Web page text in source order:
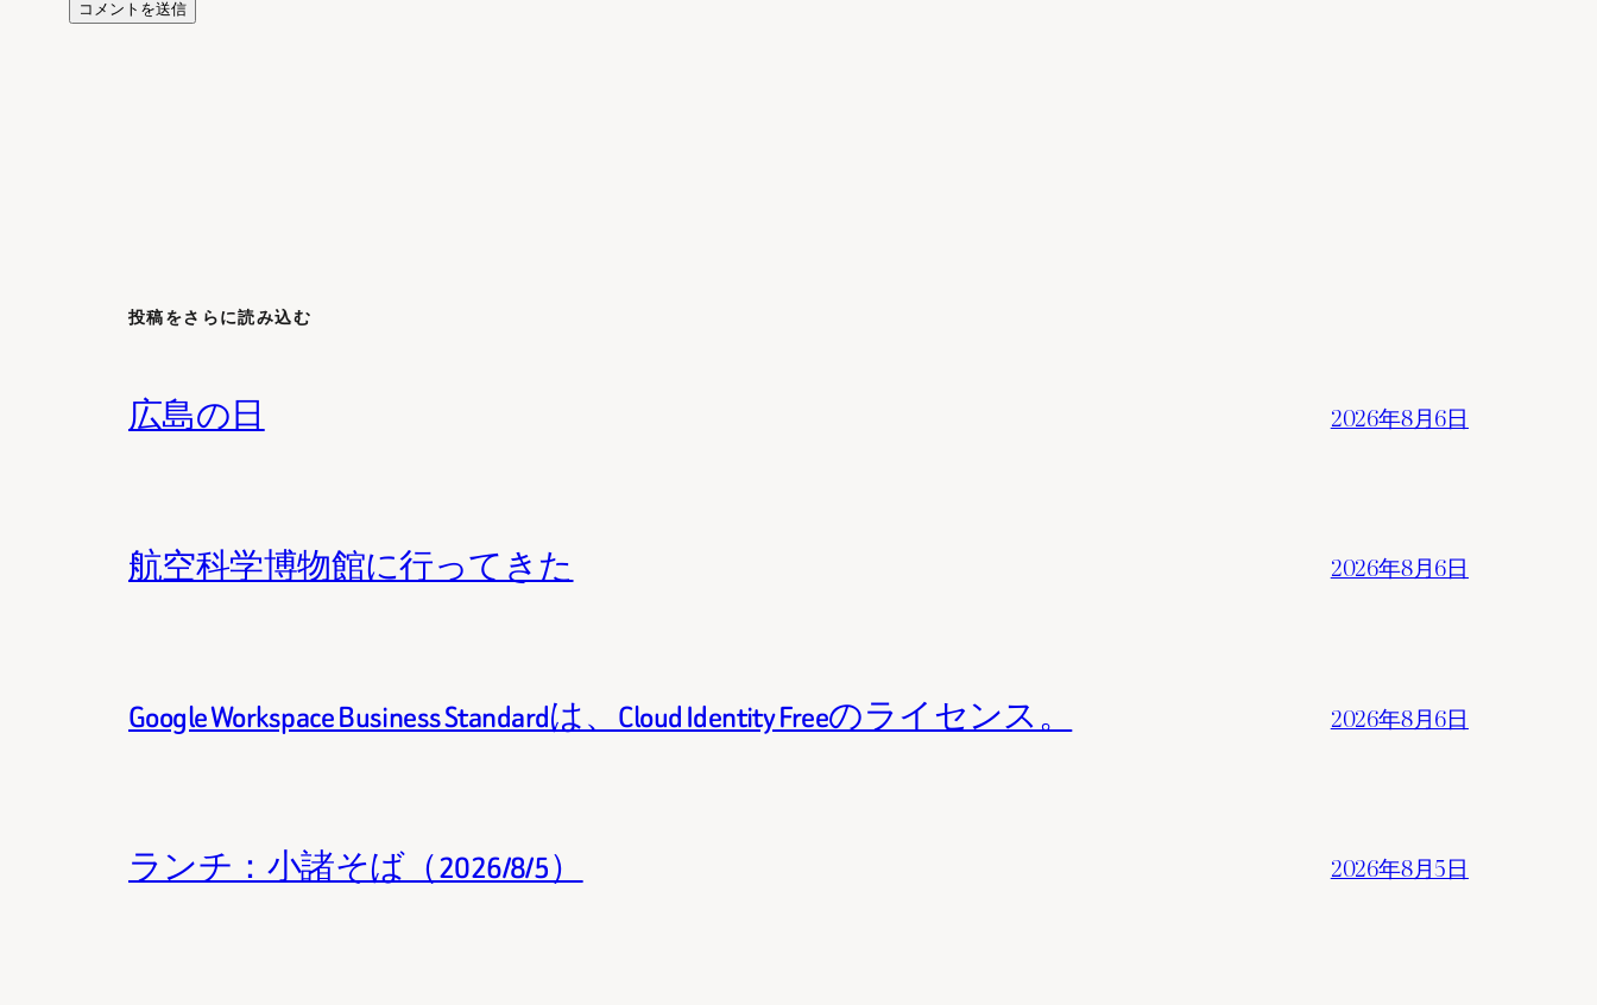
投稿をさらに読み込む
広島の日 2026年8月6日
航空科学博物館に行ってきた 2026年8月6日
Google Workspace Business Standardは、Cloud Identity Freeのライセンス。 2026年8月6日
ランチ：小諸そば（2026/8/5） 2026年8月5日